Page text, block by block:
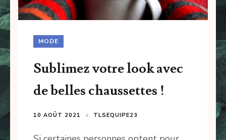
MODE
Sublimez votre look avec
de belles chaussettes !
10 AOÛT 2021 TLSEQUIPE23